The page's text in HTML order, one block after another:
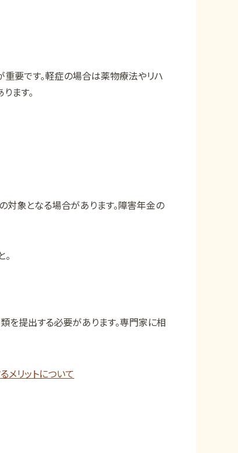
要です。軽症の場合は薬物療法やリハ
ます。
象となる場合があります。障害年金の
提出する必要があります。専門家に相
リットについて